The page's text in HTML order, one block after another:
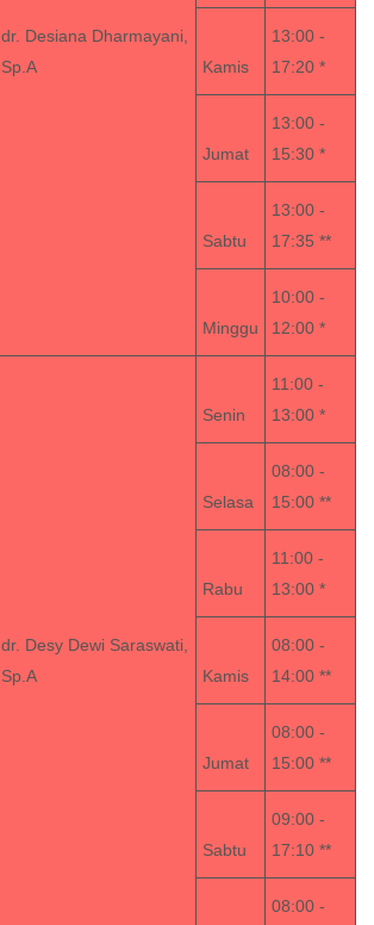
dr. Desiana Dharmayani,
Sp.A
Kamis
13:00 -
17:20 *
Jumat
13:00 -
15:30 *
Sabtu
13:00 -
17:35 **
Minggu
10:00 -
12:00 *
dr. Desy Dewi Saraswati,
Sp.A
Senin
11:00 -
13:00 *
Selasa
08:00 -
15:00 **
Rabu
11:00 -
13:00 *
Kamis
08:00 -
14:00 **
Jumat
08:00 -
15:00 **
Sabtu
09:00 -
17:10 **
08:00 -